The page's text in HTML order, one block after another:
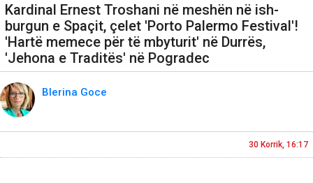
Kardinal Ernest Troshani në meshën në ish-
burgun e Spaçit, çelet 'Porto Palermo Festival'!
'Hartë memece për të mbyturit' në Durrës,
'Jehona e Traditës' në Pogradec
Blerina Goce
30 Korrik, 16:17